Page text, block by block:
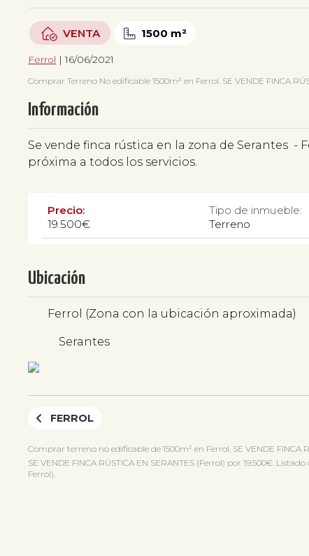
VENTA 1500 m²
Ferrol | 16/06/2021
Comprar Terreno No edificable 1500m² en Ferrol. SE VENDE FINCA
Información
Se vende finca rústica en la zona de Serantes -
próxima a todos los servicios.
Precio:
19.500€
Tipo de inmueble:
Terreno
Ubicación
Ferrol (Zona con la ubicación aproximada)
Serantes
FERROL
Comprar terreno no edificable de 1500m² en Ferrol. SE VENDE FINCA
SE VENDE FINCA RÚSTICA EN SERANTES (Ferrol) por 19.500€.
Ferrol).